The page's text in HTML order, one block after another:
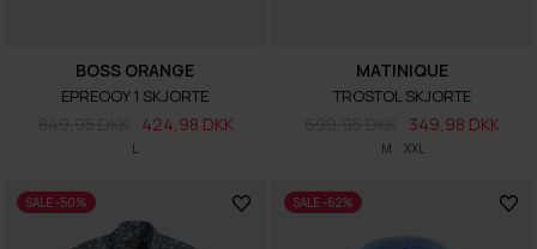
L
BOSS ORANGE
EPREOOY 1 SKJORTE
424,98 DKK
M XXL
MATINIQUE
TROSTOL SKJORTE
349,98 DKK
SALE -50% SALE -62%